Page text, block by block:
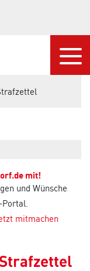
mit!
und Wünsche
Portal.
mitmachen